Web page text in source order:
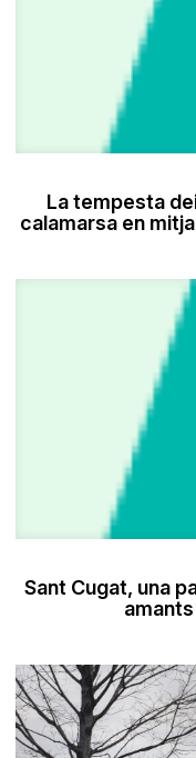
La tempesta
calamarsa en
Sant Cugat, una